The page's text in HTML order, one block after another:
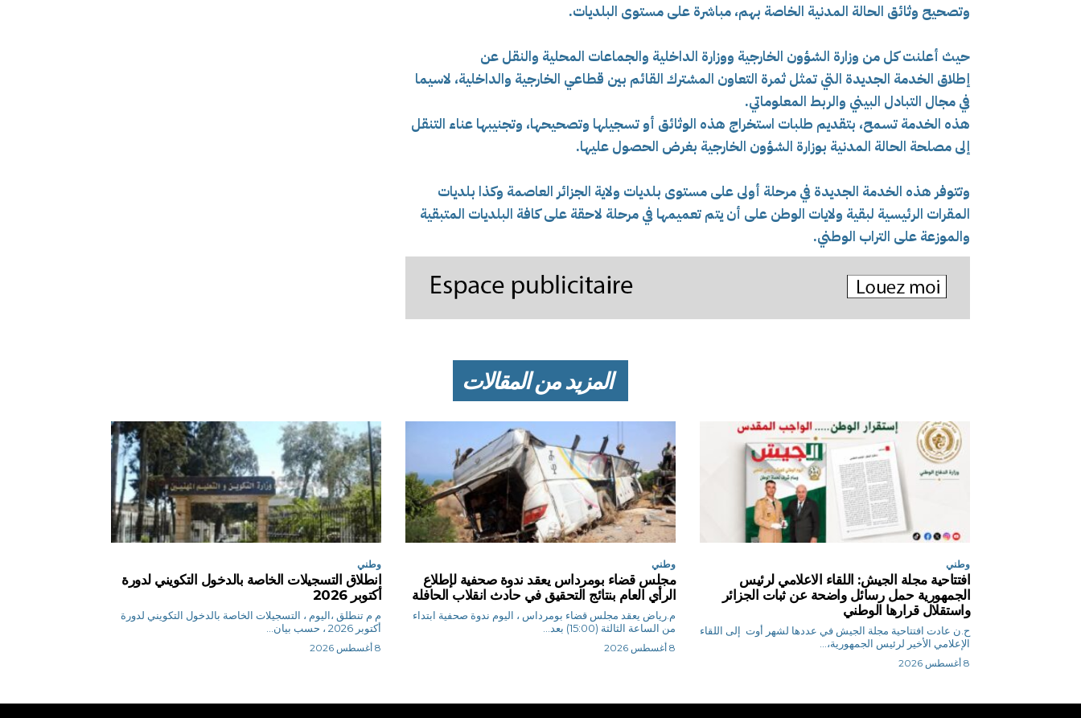
وتصحيح وثائق الحالة المدنية الخاصة بهم، مباشرة على مستوى البلديات.
حيث أعلنتكل من وزارة الشؤون الخارجية ووزارة الداخلية والجماعات المحلية والنقل عن
إطلاق الخدمة الجديدة التي تمثل ثمرة التعاون المشترك القائم بين قطاعي الخارجية والداخلية، لاسيما
في مجال التبادل البيني والربط المعلوماتي.
هذه الخدمة تسمح، بتقديم طلبات استخراج هذه الوثائق أو تسجيلها وتصحيحها، وتجنيبها عناء التنقل
إلى مصلحة الحالة المدنية بوزارة الشؤون الخارجية بغرض الحصول عليها.
وتتوفر هذه الخدمة الجديدة في مرحلة أولى على مستوى بلديات ولاية الجزائر العاصمة وكذا بلديات
المقرات الرئيسية لبقية ولايات الوطن على أن يتم تعميمها في مرحلة لاحقة على كافة البلديات المتبقية
والموزعة على التراب الوطني.
المزيد من المقالات
وطني
افتتاحية مجلة الجيش: اللقاء الاعلامي لرئيس
الجمهورية حمل رسائل واضحة عن ثبات الجزائر
واستقلال قرارها الوطني
ح.ن عادت افتتاحية مجلة الجيش في عددها لشهر أوت إلى اللقاء
الإعلامي الأخير لرئيس الجمهورية،...
8 أغسطس 2026
وطني
مجلس قضاء بومرداس يعقد ندوة صحفية لإطلاع
الرأي العام بنتائج التحقيق في حادث انقلاب الحافلة
م.رياض يعقد مجلس قضاء بومرداس ، اليوم ندوة صحفية ابتداء
من الساعة الثالثة (15:00) بعد...
8 أغسطس 2026
وطني
انطلاق التسجيلات الخاصة بالدخول التكويني لدورة
أكتوبر 2026
م م تنطلق ،اليوم ، التسجيلات الخاصة بالدخول التكويني لدورة
أكتوبر 2026 ، حسب بيان...
8 أغسطس 2026